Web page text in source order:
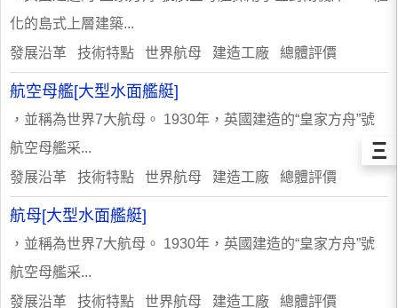
化的島式上層建築...
發展沿革 技術特點 世界航母 建造工廠 總體評價
航空母艦[大型水面艦艇]
，並稱為世界7大航母。 1930年，英國建造的“皇家方舟”號
航空母艦采...
發展沿革 技術特點 世界航母 建造工廠 總體評價
航母[大型水面艦艇]
，並稱為世界7大航母。 1930年，英國建造的“皇家方舟”號
航空母艦采...
發展沿革 技術特點 世界航母 建造工廠 總體評價
Ξ